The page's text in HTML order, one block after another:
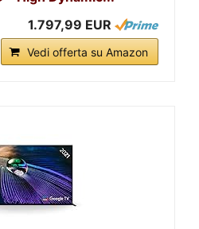
1.797,99 EUR
Vedi offerta su Amazon